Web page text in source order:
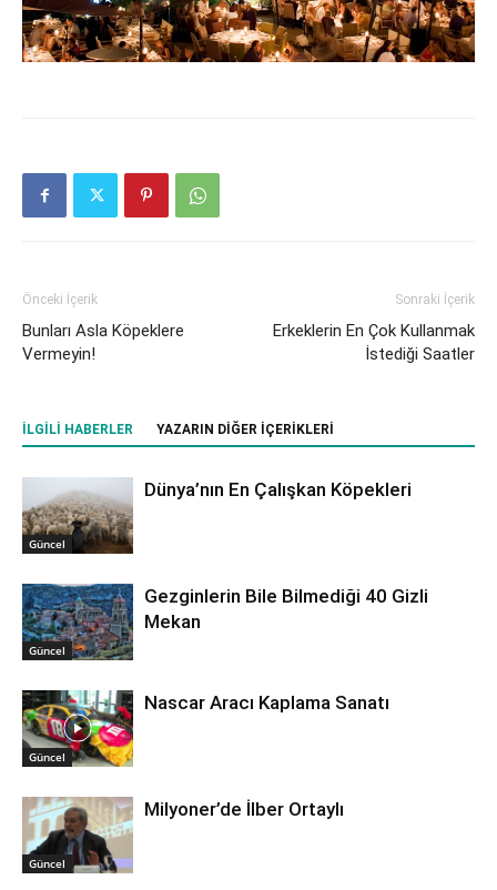
Önceki İçerik
Bunları Asla Köpeklere
Vermeyin!
Sonraki İçerik
Erkeklerin En Çok Kullanmak
İstediği Saatler
İLGILI HABERLER YAZARIN DIĞER İÇERIKLERI
Güncel
Dünya’nın En Çalışkan Köpekleri
Güncel
Gezginlerin Bile Bilmediği 40 Gizli
Mekan
Güncel
Nascar Aracı Kaplama Sanatı
Güncel
Milyoner’de İlber Ortaylı